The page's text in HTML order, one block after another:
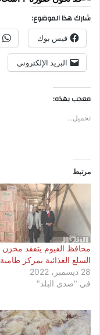
شارك هذا الموضوع:
فيس بوك
البريد الإلكتروني
معجب بهذه:
تحميل...
مرتبط
محافظ الفيوم يتفقد مخزن
السلع الغذائية بمركز طامية
28 ديسمبر، 2022
في "صدى البلد"